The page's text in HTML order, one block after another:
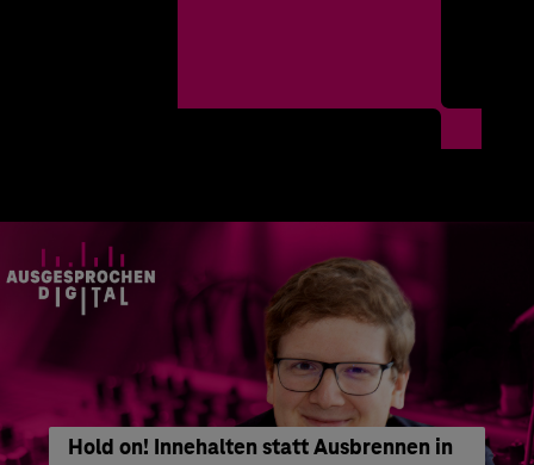
Hold on! Innehalten statt Ausbrennen in